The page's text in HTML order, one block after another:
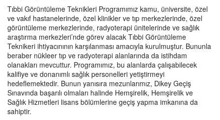
Tıbbi Görüntüleme Teknikleri Programımız kamu, üniversite, özel
ve vakıf hastanelerinde, özel klinikler ve tıp merkezlerinde, özel
görüntüleme merkezlerinde, radyoterapi ünitelerinde ve sağlık
araştırma merkezleri’nde görev alacak Tıbbi Görüntüleme
Teknikeri ihtiyacınının karşılanması amacıyla kurulmuştur. Bununla
beraber nükleer tıp ve radyoterapi alanlarında da istihdam
olanakları mevcuttur. Programımız, bu alanlarda çalışabilecek
kalifiye ve donanımlı sağlık personelleri yetiştirmeyi
hedeflemektedir. Bunun yanısıra mezunlarımız, Dikey Geçiş
Sınavında başarılı olmaları halinde Hemşirelik, Hemşirelik ve
Sağlık Hizmetleri lisans bölümlerine geçiş yapma imkanına da
sahiptir.